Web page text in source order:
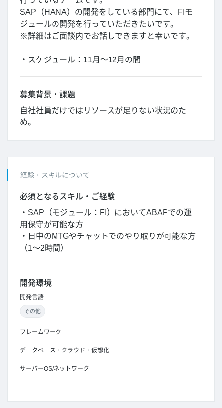
SAP（HANA）の開発をしている部門にて、FIモ
ジュールの開発を行っていただきたいです。
※詳細はご面談内でお話しできますと幸いです。
・スケジュール：11月～12月の間
募集背景・課題
自社社員だけではリソースが足りない状況のた
め。
経験・スキルについて
必須となるスキル・ご経験
・SAP（モジュール：FI）においてABAPでの運
用保守が可能な方
・日中のMTGやチャットでのやり取りが可能な方
（1～2時間）
開発環境
開発言語
その他
フレームワーク
データベース・クラウド・仮想化
サーバーOS/ネットワーク